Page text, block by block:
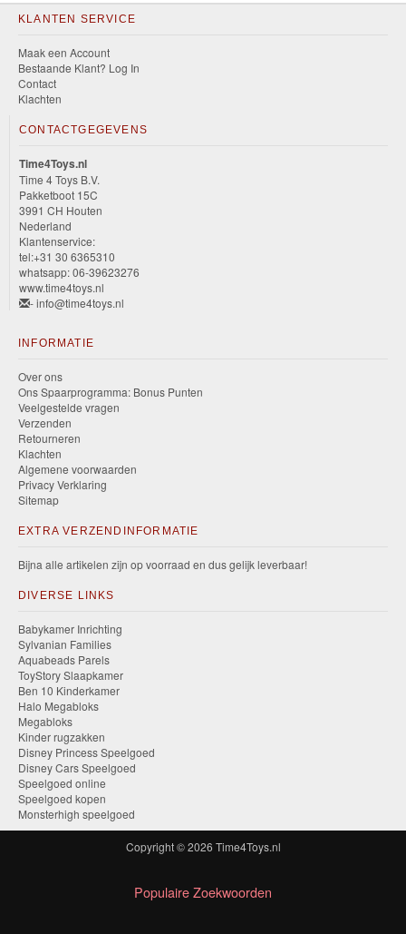
KLANTEN SERVICE
Maak een Account
Bestaande Klant? Log In
Contact
Klachten
CONTACTGEGEVENS
Time4Toys.nl
Time 4 Toys B.V.
Pakketboot 15C
3991 CH Houten
Nederland
Klantenservice:
tel:+31 30 6365310
whatsapp: 06-39623276
www.time4toys.nl
- info@time4toys.nl
INFORMATIE
Over ons
Ons Spaarprogramma: Bonus Punten
Veelgestelde vragen
Verzenden
Retourneren
Klachten
Algemene voorwaarden
Privacy Verklaring
Sitemap
EXTRA VERZENDINFORMATIE
Bijna alle artikelen zijn op voorraad en dus gelijk leverbaar!
DIVERSE LINKS
Babykamer Inrichting
Sylvanian Families
Aquabeads Parels
ToyStory Slaapkamer
Ben 10 Kinderkamer
Halo Megabloks
Megabloks
Kinder rugzakken
Disney Princess Speelgoed
Disney Cars Speelgoed
Speelgoed online
Speelgoed kopen
Monsterhigh speelgoed
Copyright © 2026 Time4Toys.nl
Populaire Zoekwoorden